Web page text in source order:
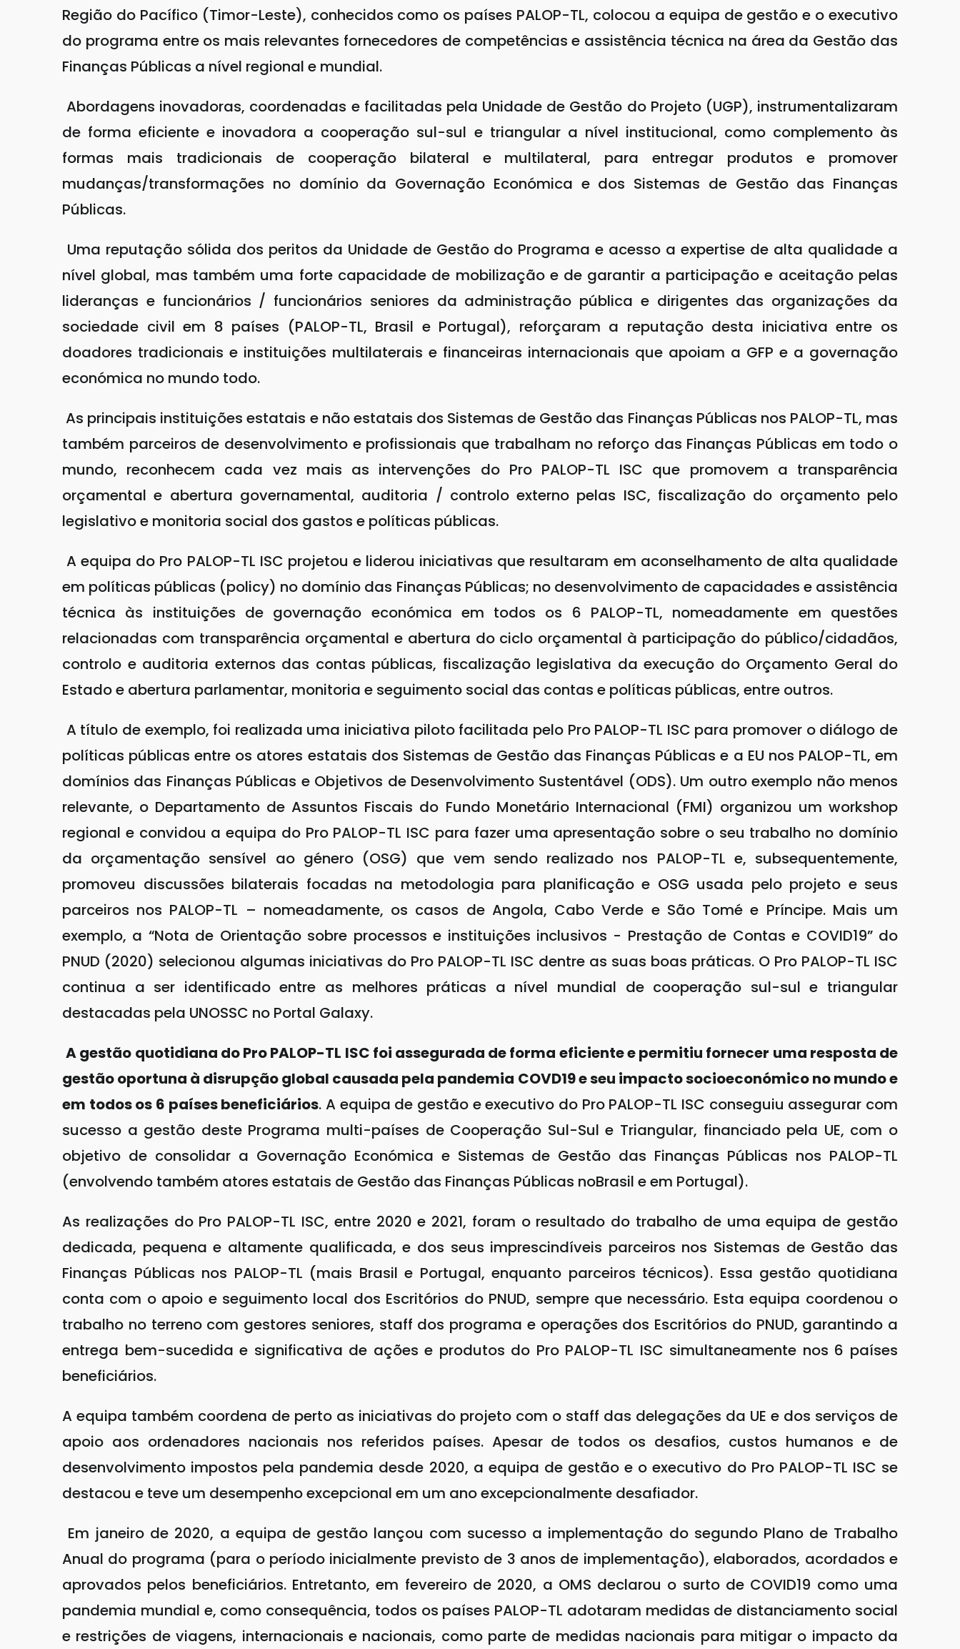
Região do Pacífico (Timor-Leste), conhecidos como os países PALOP-TL, colocou a equipa de gestão e o executivo
do programa entre os mais relevantes fornecedores de competências e assistência técnica na área da Gestão das
Finanças Públicas a nível regional e mundial.
Abordagens inovadoras, coordenadas e facilitadas pela Unidade de Gestão do Projeto (UGP), instrumentalizaram
de forma eficiente e inovadora a cooperação sul-sul e triangular a nível institucional, como complemento às
formas mais tradicionais de cooperação bilateral e multilateral, para entregar produtos e promover
mudanças/transformações no domínio da Governação Económica e dos Sistemas de Gestão das Finanças
Públicas.
Uma reputação sólida dos peritos da Unidade de Gestão do Programa e acesso a expertise de alta qualidade a
nível global, mas também uma forte capacidade de mobilização e de garantir a participação e aceitação pelas
lideranças e funcionários / funcionários seniores da administração pública e dirigentes das organizações da
sociedade civil em 8 países (PALOP-TL, Brasil e Portugal), reforçaram a reputação desta iniciativa entre os
doadores tradicionais e instituições multilaterais e financeiras internacionais que apoiam a GFP e a governação
económica no mundo todo.
As principais instituições estatais e não estatais dos Sistemas de Gestão das Finanças Públicas nos PALOP-TL, mas
também parceiros de desenvolvimento e profissionais que trabalham no reforço das Finanças Públicas em todo o
mundo, reconhecem cada vez mais as intervenções do Pro PALOP-TL ISC que promovem a transparência
orçamental e abertura governamental, auditoria / controlo externo pelas ISC, fiscalização do orçamento pelo
legislativo e monitoria social dos gastos e políticas públicas.
A equipa do Pro PALOP-TL ISC projetou e liderou iniciativas que resultaram em aconselhamento de alta qualidade
em políticas públicas (policy) no domínio das Finanças Públicas; no desenvolvimento de capacidades e assistência
técnica às instituições de governação económica em todos os 6 PALOP-TL, nomeadamente em questões
relacionadas com transparência orçamental e abertura do ciclo orçamental à participação do público/cidadãos,
controlo e auditoria externos das contas públicas, fiscalização legislativa da execução do Orçamento Geral do
Estado e abertura parlamentar, monitoria e seguimento social das contas e políticas públicas, entre outros.
A título de exemplo, foi realizada uma iniciativa piloto facilitada pelo Pro PALOP-TL ISC para promover o diálogo de
políticas públicas entre os atores estatais dos Sistemas de Gestão das Finanças Públicas e a EU nos PALOP-TL, em
domínios das Finanças Públicas e Objetivos de Desenvolvimento Sustentável (ODS). Um outro exemplo não menos
relevante, o Departamento de Assuntos Fiscais do Fundo Monetário Internacional (FMI) organizou um workshop
regional e convidou a equipa do Pro PALOP-TL ISC para fazer uma apresentação sobre o seu trabalho no domínio
da orçamentação sensível ao género (OSG) que vem sendo realizado nos PALOP-TL e, subsequentemente,
promoveu discussões bilaterais focadas na metodologia para planificação e OSG usada pelo projeto e seus
parceiros nos PALOP-TL – nomeadamente, os casos de Angola, Cabo Verde e São Tomé e Príncipe. Mais um
exemplo, a “Nota de Orientação sobre processos e instituições inclusivos - Prestação de Contas e COVID19” do
PNUD (2020) selecionou algumas iniciativas do Pro PALOP-TL ISC dentre as suas boas práticas. O Pro PALOP-TL ISC
continua a ser identificado entre as melhores práticas a nível mundial de cooperação sul-sul e triangular
destacadas pela UNOSSC no Portal Galaxy.
A gestão quotidiana do Pro PALOP-TL ISC foi assegurada de forma eficiente e permitiu fornecer uma resposta de
gestão oportuna à disrupção global causada pela pandemia COVD19 e seu impacto socioeconómico no mundo e
em todos os 6 países beneficiários. A equipa de gestão e executivo do Pro PALOP-TL ISC conseguiu assegurar com
sucesso a gestão deste Programa multi-países de Cooperação Sul-Sul e Triangular, financiado pela UE, com o
objetivo de consolidar a Governação Económica e Sistemas de Gestão das Finanças Públicas nos PALOP-TL
(envolvendo também atores estatais de Gestão das Finanças Públicas noBrasil e em Portugal).
As realizações do Pro PALOP-TL ISC, entre 2020 e 2021, foram o resultado do trabalho de uma equipa de gestão
dedicada, pequena e altamente qualificada, e dos seus imprescindíveis parceiros nos Sistemas de Gestão das
Finanças Públicas nos PALOP-TL (mais Brasil e Portugal, enquanto parceiros técnicos). Essa gestão quotidiana
conta com o apoio e seguimento local dos Escritórios do PNUD, sempre que necessário. Esta equipa coordenou o
trabalho no terreno com gestores seniores, staff dos programa e operações dos Escritórios do PNUD, garantindo a
entrega bem-sucedida e significativa de ações e produtos do Pro PALOP-TL ISC simultaneamente nos 6 países
beneficiários.
A equipa também coordena de perto as iniciativas do projeto com o staff das delegações da UE e dos serviços de
apoio aos ordenadores nacionais nos referidos países. Apesar de todos os desafios, custos humanos e de
desenvolvimento impostos pela pandemia desde 2020, a equipa de gestão e o executivo do Pro PALOP-TL ISC se
destacou e teve um desempenho excepcional em um ano excepcionalmente desafiador.
Em janeiro de 2020, a equipa de gestão lançou com sucesso a implementação do segundo Plano de Trabalho
Anual do programa (para o período inicialmente previsto de 3 anos de implementação), elaborados, acordados e
aprovados pelos beneficiários. Entretanto, em fevereiro de 2020, a OMS declarou o surto de COVID19 como uma
pandemia mundial e, como consequência, todos os países PALOP-TL adotaram medidas de distanciamento social
e restrições de viagens, internacionais e nacionais, como parte de medidas nacionais para mitigar o impacto da